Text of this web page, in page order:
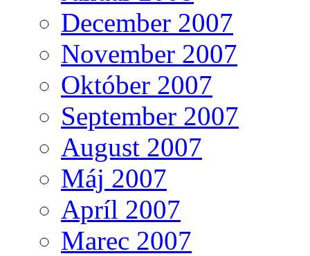
December 2007
November 2007
Október 2007
September 2007
August 2007
Máj 2007
Apríl 2007
Marec 2007